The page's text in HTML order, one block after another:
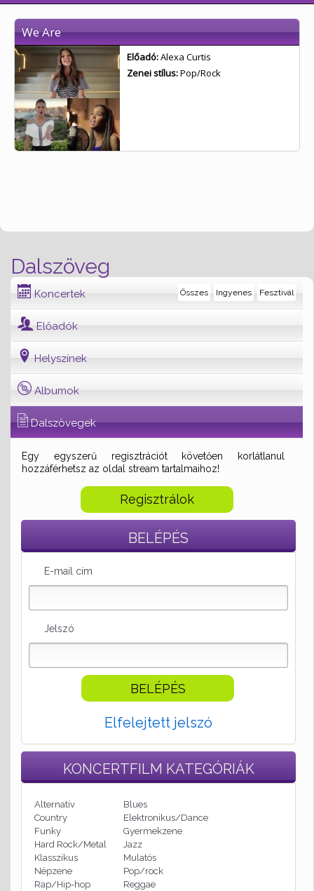
Dalszöveg
Koncertek Fesztivál
Ingyenes
Összes
Előadók
Helyszínek
Albumok
Dalszövegek
Egy egyszerű regisztrációt követően korlátlanul
hozzáférhetsz az oldal stream tartalmaihoz!
Regisztrálok
BELÉPÉS
E-mail cím
Jelszó
Elfelejtett jelszó
KONCERTFILM KATEGÓRIÁK
Alternatív
Blues
Country
Elektronikus/Dance
Funky
Gyermekzene
Hard Rock/Metal
Jazz
Klasszikus
Mulatós
Népzene
Pop/rock
Rap/Hip-hop
Reggae
We Are
Előadó:Alexa Curtis
Zenei stílus:Pop/Rock